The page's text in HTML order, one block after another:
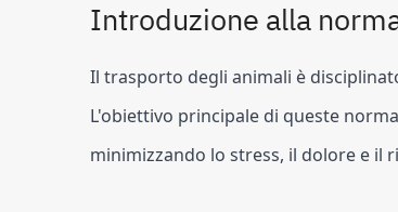
Introduzione alla
Il trasporto degli animali è
L'obiettivo principale di queste
minimizzando lo stress, il dolore e il